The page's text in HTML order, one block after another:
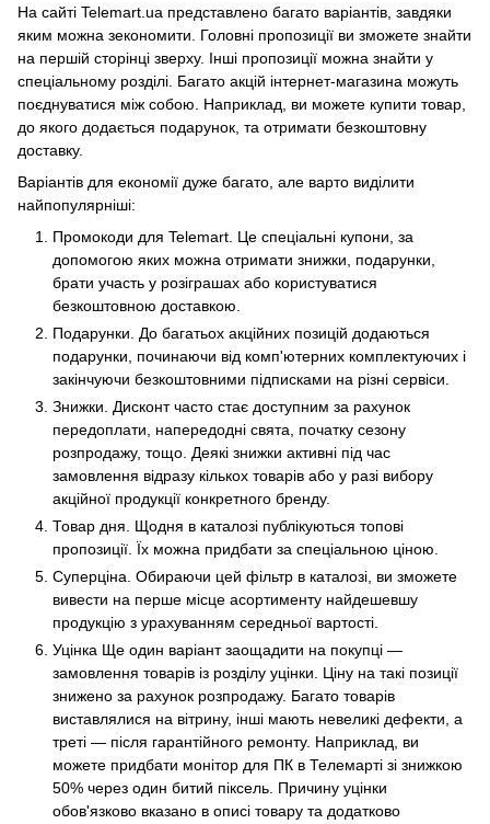
На сайті Telemart.ua представлено багато варіантів, завдяки
яким можна зекономити. Головні пропозиції ви зможете знайти
на першій сторінці зверху. Інші пропозиції можна знайти у
спеціальному розділі. Багато акцій інтернет-магазина можуть
поєднуватися між собою. Наприклад, ви можете купити товар,
до якого додається подарунок, та отримати безкоштовну
доставку.
Варіантів для економії дуже багато, але варто виділити
найпопулярніші:
Промокоди для Telemart. Це спеціальні купони, за
допомогою яких можна отримати знижки, подарунки,
брати участь у розіграшах або користуватися
безкоштовною доставкою.
Подарунки. До багатьох акційних позицій додаються
подарунки, починаючи від комп'ютерних комплектуючих і
закінчуючи безкоштовними підписками на різні сервіси.
Знижки. Дисконт часто стає доступним за рахунок
передоплати, напередодні свята, початку сезону
розпродажу, тощо. Деякі знижки активні під час
замовлення відразу кількох товарів або у разі вибору
акційної продукції конкретного бренду.
Товар дня. Щодня в каталозі публікуються топові
пропозиції. Їх можна придбати за спеціальною ціною.
Суперціна. Обираючи цей фільтр в каталозі, ви зможете
вивести на перше місце асортименту найдешевшу
продукцію з урахуванням середньої вартості.
Уцінка Ще один варіант заощадити на покупці —
замовлення товарів із розділу уцінки. Ціну на такі позиції
знижено за рахунок розпродажу. Багато товарів
виставлялися на вітрину, інші мають невеликі дефекти, а
треті — після гарантійного ремонту. Наприклад, ви
можете придбати монітор для ПК в Телемарті зі знижкою
50% через один битий піксель. Причину уцінки
обов'язково вказано в описі товару та додатково